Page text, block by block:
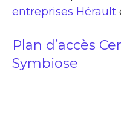
entreprises Hérault
Plan d’accès
Symbiose